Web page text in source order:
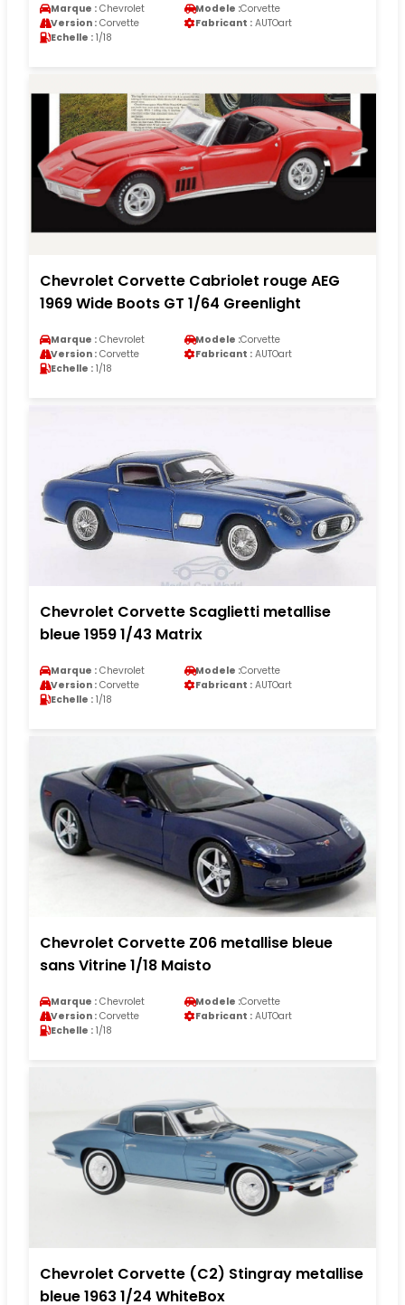
Marque : Chevrolet Modele :Corvette
Version : Corvette Fabricant : AUTOart
Echelle : 1/18
Chevrolet Corvette Cabriolet rouge AEG
1969 Wide Boots GT 1/64 Greenlight
Marque : Chevrolet Modele :Corvette
Version : Corvette Fabricant : AUTOart
Echelle : 1/18
Chevrolet Corvette Scaglietti metallise
bleue 1959 1/43 Matrix
Marque : Chevrolet Modele :Corvette
Version : Corvette Fabricant : AUTOart
Echelle : 1/18
Chevrolet Corvette Z06 metallise bleue
sans Vitrine 1/18 Maisto
Marque : Chevrolet Modele :Corvette
Version : Corvette Fabricant : AUTOart
Echelle : 1/18
Chevrolet Corvette (C2) Stingray metallise
bleue 1963 1/24 WhiteBox